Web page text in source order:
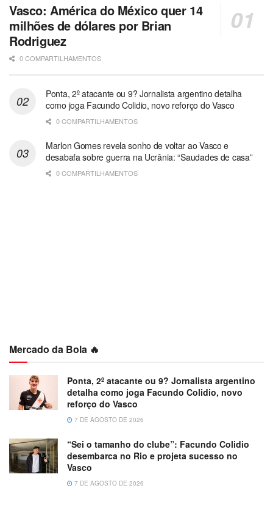
Vasco: América do México quer 14
milhões de dólares por Brian
Rodriguez
0 COMPARTILHAMENTOS
Ponta, 2º atacante ou 9? Jornalista argentino detalha
como joga Facundo Colidio, novo reforço do Vasco
0 COMPARTILHAMENTOS
Marlon Gomes revela sonho de voltar ao Vasco e
desabafa sobre guerra na Ucrânia: “Saudades de casa”
0 COMPARTILHAMENTOS
Mercado da Bola 🔥
Ponta, 2º atacante ou 9? Jornalista argentino
detalha como joga Facundo Colidio, novo
reforço do Vasco
7 DE AGOSTO DE 2026
“Sei o tamanho do clube”: Facundo Colidio
desembarca no Rio e projeta sucesso no
Vasco
7 DE AGOSTO DE 2026